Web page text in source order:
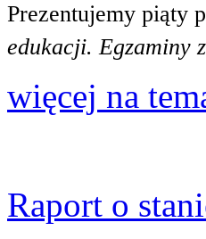
Prezentujemy piąty
edukacji. Egzaminy
więcej na
Raport o